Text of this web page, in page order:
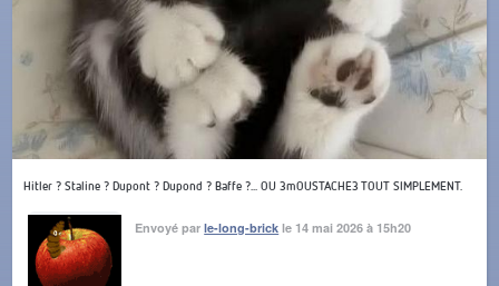
Hitler ? Staline ? Dupont ? Dupond ? Baffe ?... OU 3mOUSTACHE3 TOUT SIMPLEMENT.
Envoyé parle-long-brick le 14 mai 2026 à 15h20